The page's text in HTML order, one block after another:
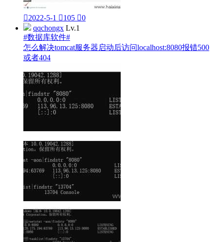
2022-5-1 105 0
qqchongx Lv.1
#数据库软件#
怎么解决tomcat服务器启动后访问localhost:8080报错500
或者404